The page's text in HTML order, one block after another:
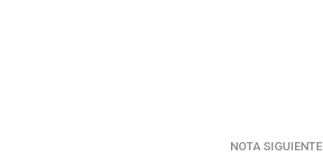
NOTA SIGUIENTE